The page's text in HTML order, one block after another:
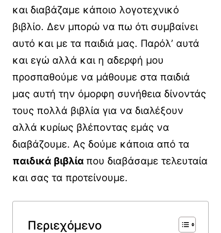
και διαβάζαμε κάποιο λογοτεχνικό
βιβλίο. Δεν μπορώ να πω ότι συμβαίνει
αυτό και με τα παιδιά μας. Παρόλ’ αυτά
και εγώ αλλά και η αδερφή μου
προσπαθούμε να μάθουμε στα παιδιά
μας αυτή την όμορφη συνήθεια δίνοντάς
τους πολλά βιβλία για να διαλέξουν
αλλά κυρίως βλέποντας εμάς να
διαβάζουμε. Ας δούμε κάποια από τα
παιδικά βιβλία που διαβάσαμε τελευταία
και σας τα προτείνουμε.
Περιεχόμενο